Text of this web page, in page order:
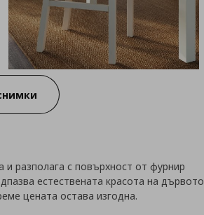
и разполага с повърхност от фурнир
естествената красота на дървото
цената остава изгодна.